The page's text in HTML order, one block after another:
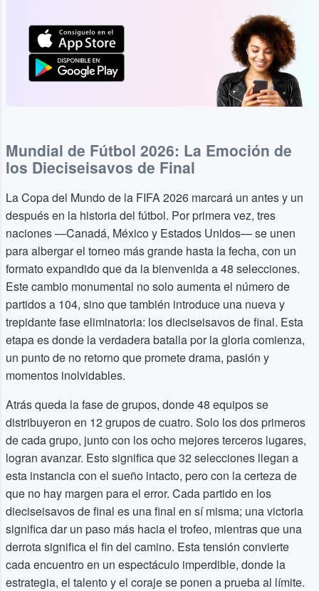
Mundial de Fútbol 2026: La Emoción de
los Dieciseisavos de Final
La Copa del Mundo de la FIFA 2026 marcará un antes y un
después en la historia del fútbol. Por primera vez, tres
naciones —Canadá, México y Estados Unidos— se unen
para albergar el torneo más grande hasta la fecha, con un
formato expandido que da la bienvenida a 48 selecciones.
Este cambio monumental no solo aumenta el número de
partidos a 104, sino que también introduce una nueva y
trepidante fase eliminatoria: los dieciseisavos de final. Esta
etapa es donde la verdadera batalla por la gloria comienza,
un punto de no retorno que promete drama, pasión y
momentos inolvidables.
Atrás queda la fase de grupos, donde 48 equipos se
distribuyeron en 12 grupos de cuatro. Solo los dos primeros
de cada grupo, junto con los ocho mejores terceros lugares,
logran avanzar. Esto significa que 32 selecciones llegan a
esta instancia con el sueño intacto, pero con la certeza de
que no hay margen para el error. Cada partido en los
dieciseisavos de final es una final en sí misma; una victoria
significa dar un paso más hacia el trofeo, mientras que una
derrota significa el fin del camino. Esta tensión convierte
cada encuentro en un espectáculo imperdible, donde la
estrategia, el talento y el coraje se ponen a prueba al límite.